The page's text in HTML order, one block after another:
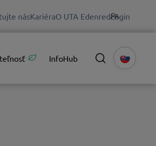
násKariéraO UTA EdenredLogin
InfoHub